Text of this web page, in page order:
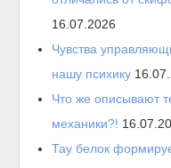
16.07.2026
Чувства
нашу психику
Что же описывают
механики?!
Тау белок